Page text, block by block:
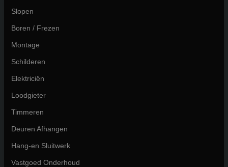
Slopen
Boren / Frezen
Montage
Schilderen
Elektriciën
Loodgieter
Timmeren
Deuren Afhangen
Hang-en Sluitwerk
Vastgoed Onderhoud